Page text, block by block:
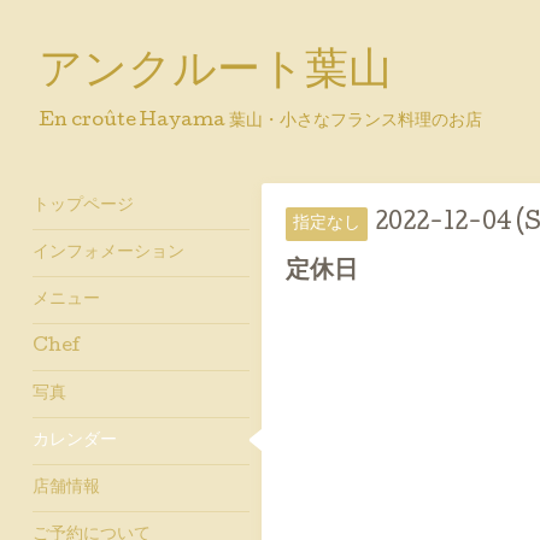
アンクルート葉山
En croûte Hayama 葉山・小さなフランス料理のお店
指定なし 2022-12-04
定休日
トップページ
インフォメーション
メニュー
Chef
写真
カレンダー
店舗情報
ご予約について